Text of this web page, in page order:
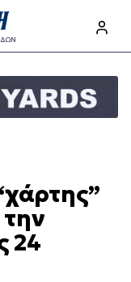
24